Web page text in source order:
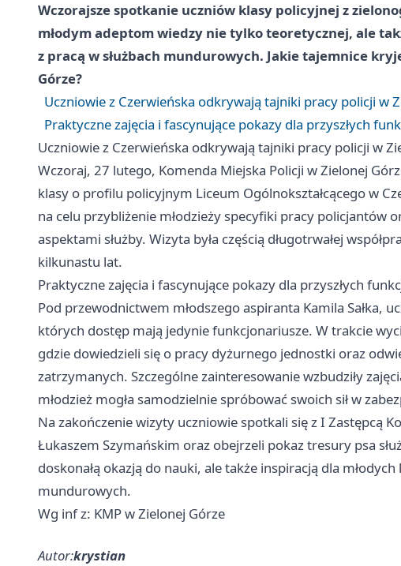
Wczorajsze spotkanie uczniów klasy policyjnej z
młodym adeptom wiedzy nie tylko teoretycznej, ale
z pracą w służbach mundurowych. Jakie tajemnice
Górze?
Uczniowie z Czerwieńska odkrywają tajniki pracy policji w
Praktyczne zajęcia i fascynujące pokazy dla przyszłych
Uczniowie z Czerwieńska odkrywają tajniki pracy policji w
Wczoraj, 27 lutego, Komenda Miejska Policji w Zielonej
klasy o profilu policyjnym Liceum Ogólnokształcącego w
na celu przybliżenie młodzieży specyfiki pracy policjantów
aspektami służby. Wizyta była częścią długotrwałej
kilkunastu lat.
Praktyczne zajęcia i fascynujące pokazy dla przyszłych
Pod przewodnictwem młodszego aspiranta Kamila Sałka,
których dostęp mają jedynie funkcjonariusze. W trakcie
gdzie dowiedzieli się o pracy dyżurnego jednostki oraz
zatrzymanych. Szczególne zainteresowanie wzbudziły
młodzież mogła samodzielnie spróbować swoich sił w
Na zakończenie wizyty uczniowie spotkali się z I Zastępcą
Łukaszem Szymańskim oraz obejrzeli pokaz tresury psa
doskonałą okazją do nauki, ale także inspiracją dla
mundurowych.
Wg inf z: KMP w Zielonej Górze
Autor:krystian